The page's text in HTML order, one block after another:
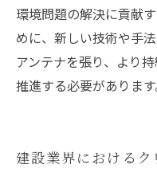
環境問題の解決に貢献
めに、新しい技術や手
アンテナを張り、より
推進する必要があります
建設業界における